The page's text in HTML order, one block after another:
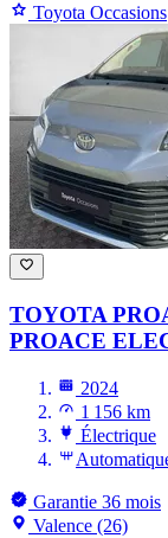
Toyota Occasions
TOYOTA
PROACE
2024
1 156 km
Électrique
Garantie 36 mois
Valence (26)